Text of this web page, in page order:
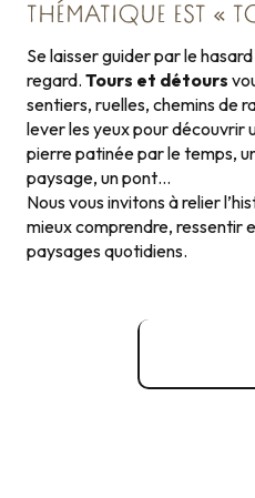
THÉMATIQUE EST «
Se laisser guider par le
regard. Tours et détours
sentiers, ruelles, chemins de
lever les yeux pour découvrir
pierre patinée par le temps,
paysage, un pont…
Nous vous invitons à relier
mieux comprendre, ressentir
paysages quotidiens.